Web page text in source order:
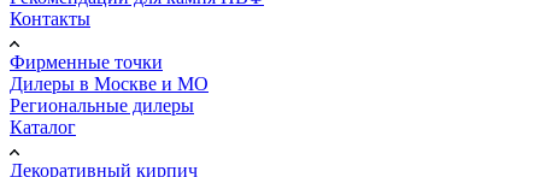
Контакты
Фирменные точки
Дилеры в Москве и МО
Региональные дилеры
Каталог
Декоративный кирпич